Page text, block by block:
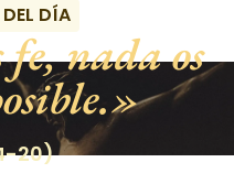
DÍA
nada os
20)